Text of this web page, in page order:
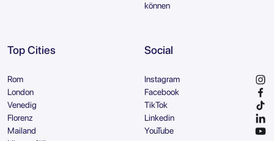
können
Top Cities
Rom
London
Venedig
Florenz
Mailand
Social
Instagram
Facebook
TikTok
Linkedin
YouTube